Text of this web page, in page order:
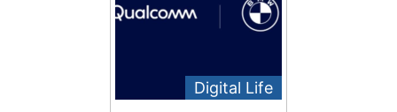
Digital Life